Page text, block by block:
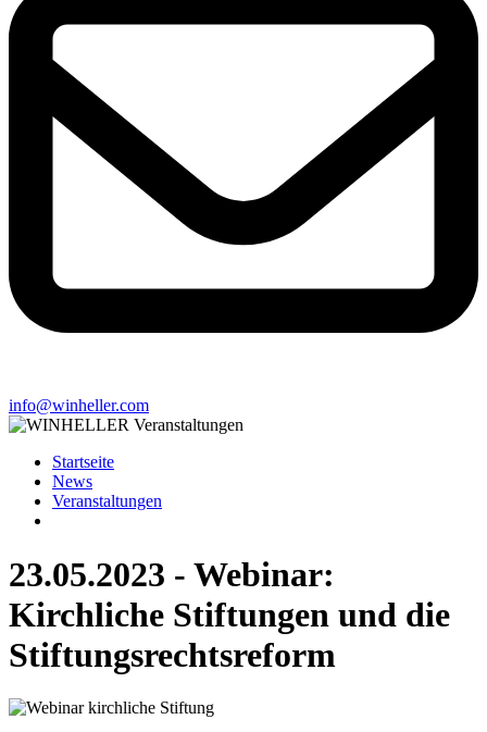
info@winheller.com
Startseite
News
Veranstaltungen
23.05.2023 - Webinar:
Kirchliche Stiftungen und die
Stiftungsrechtsreform